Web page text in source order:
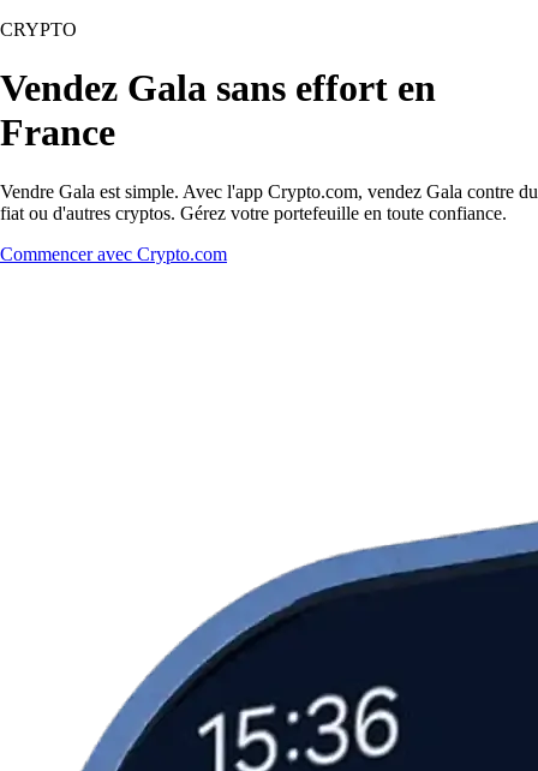
CRYPTO
Vendez Gala sans effort en
France
Vendre Gala est simple. Avec l'app Crypto.com, vendez Gala contre du
fiat ou d'autres cryptos. Gérez votre portefeuille en toute confiance.
Commencer avec Crypto.com